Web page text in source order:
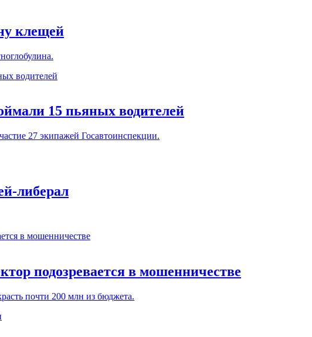
клещей
15 пьяных водителей
27 экипажей Госавтоинспекции.
либерал
подозревается в мошенничестве
почти 200 млн из бюджета.